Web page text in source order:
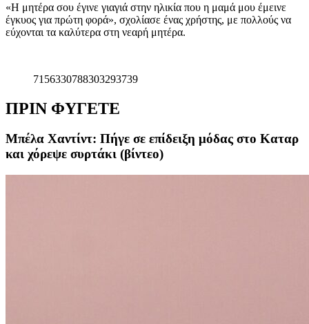
«Η μητέρα σου έγινε γιαγιά στην ηλικία που η μαμά μου έμεινε
έγκυος για πρώτη φορά», σχολίασε ένας χρήστης, με πολλούς να
εύχονται τα καλύτερα στη νεαρή μητέρα.
7156330788303293739
ΠΡΙΝ ΦΥΓΕΤΕ
Μπέλα Χαντίντ: Πήγε σε επίδειξη μόδας στο Καταρ
και χόρεψε συρτάκι (βίντεο)